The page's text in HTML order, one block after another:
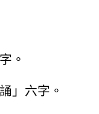
。
」六字。